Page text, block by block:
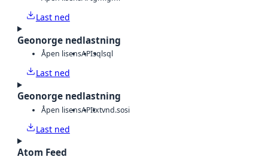
Last ned
Geonorge nedlastning
Åpen lisensAPIsqlsql
Last ned
Geonorge nedlastning
Åpen lisensAPItxtvnd.sosi
Last ned
Atom Feed